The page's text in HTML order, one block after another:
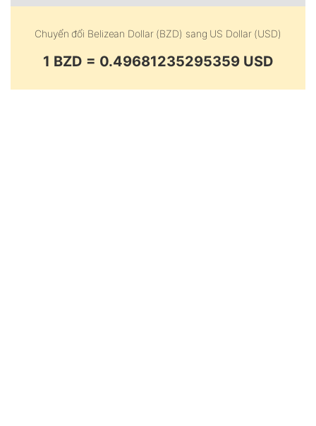
Chuyển đổi Belizean Dollar (BZD) sang US Dollar (USD)
1 BZD = 0.49681235295359 USD